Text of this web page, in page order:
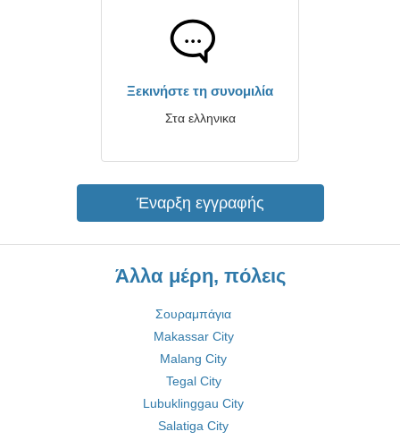
Ξεκινήστε τη συνομιλία
Στα ελληνικα
Έναρξη εγγραφής
Άλλα μέρη, πόλεις
Σουραμπάγια
Makassar City
Malang City
Tegal City
Lubuklinggau City
Salatiga City